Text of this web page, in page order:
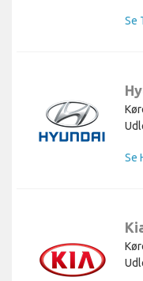
Se
Se